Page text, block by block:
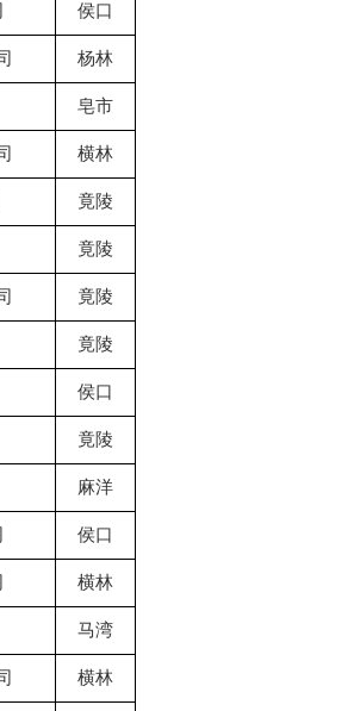
侯口
杨林
皂市
横林
竟陵
竟陵
竟陵
竟陵
侯口
竟陵
麻洋
侯口
横林
马湾
横林